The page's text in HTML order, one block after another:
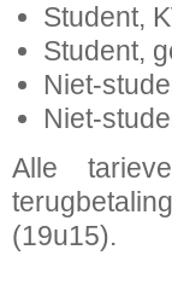
Student,
Student,
Niet-
Niet-
Alle
(19u15).